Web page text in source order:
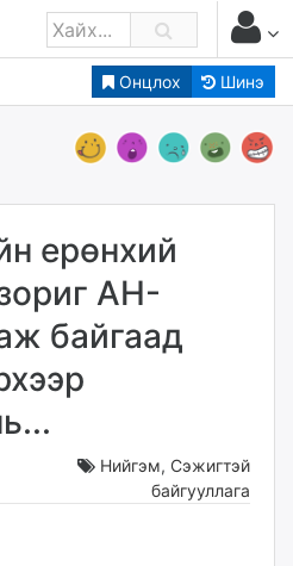
Онцлох Шинэ
ерөнхий
АН-
байгаад
Нийгэм, Сэжигтэй
байгууллага